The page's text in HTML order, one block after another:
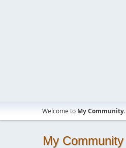
Welcome to My Community.
My Community